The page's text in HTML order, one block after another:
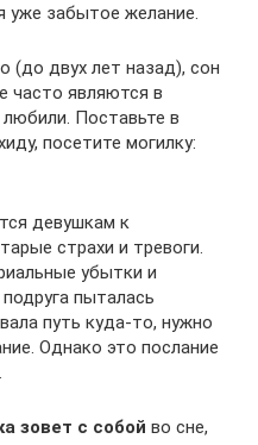
уже забытое желание.
(до двух лет назад), сон
часто являются в
Поставьте в
посетите могилку:
девушкам к
страхи и тревоги.
убытки и
пыталась
путь куда-то, нужно
Однако это послание
зовет с собой во сне,